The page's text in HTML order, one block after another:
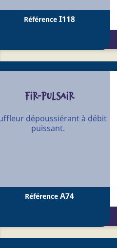
Référence I118
FIR-PULSAIR
dépoussiérant à débit
puissant.
Référence A74